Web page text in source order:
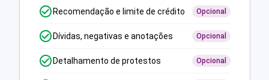
Recomendação e limite de crédito Opcional
Dívidas, negativas e anotações Opcional
Detalhamento de protestos Opcional